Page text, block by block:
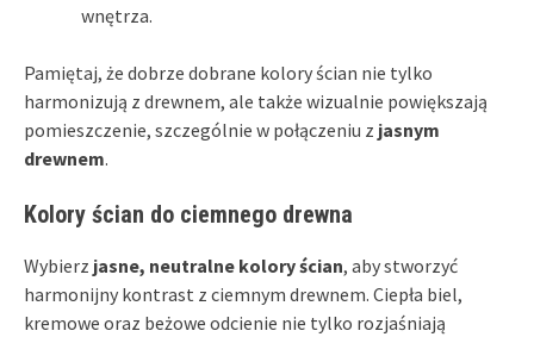
wnętrza.
Pamiętaj, że dobrze dobrane kolory ścian nie tylko
harmonizują z drewnem, ale także wizualnie powiększają
pomieszczenie, szczególnie w połączeniu z jasnym
drewnem.
Kolory ścian do ciemnego drewna
Wybierz jasne, neutralne kolory ścian, aby stworzyć
harmonijny kontrast z ciemnym drewnem. Ciepła biel,
kremowe oraz beżowe odcienie nie tylko rozjaśniają